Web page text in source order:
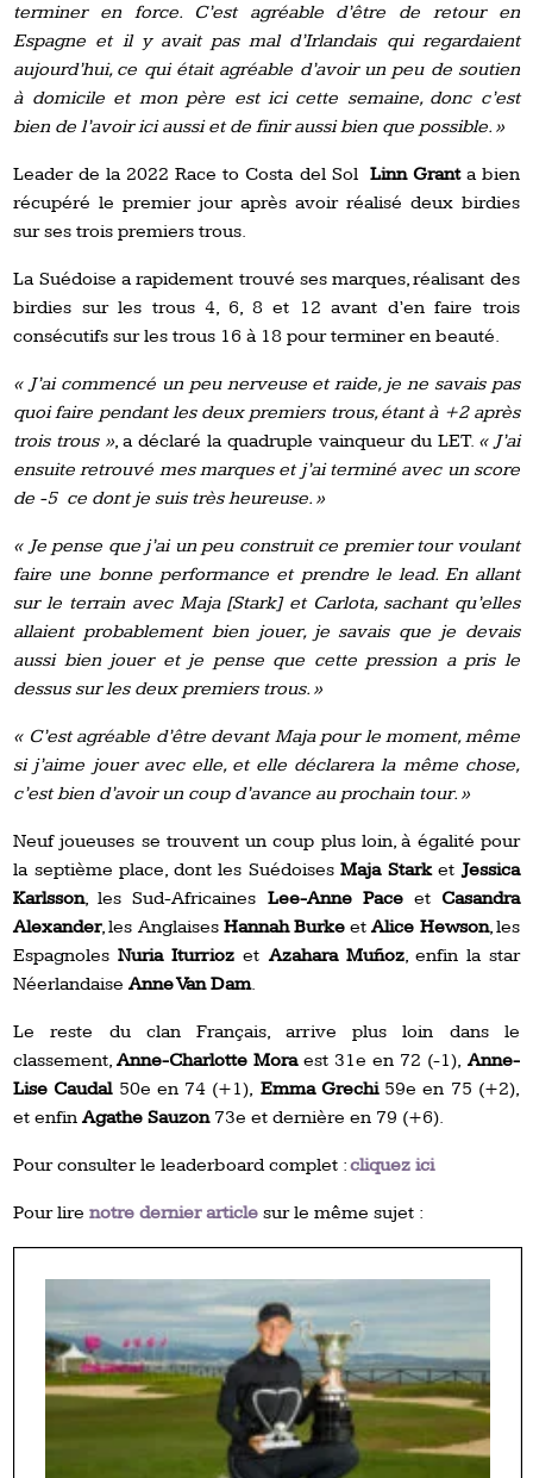
terminer en force. C’est agréable d’être de retour en
Espagne et il y avait pas mal d’Irlandais qui regardaient
aujourd’hui, ce qui était agréable d’avoir un peu de soutien
à domicile et mon père est ici cette semaine, donc c’est
bien de l’avoir ici aussi et de finir aussi bien que possible. »
Leader de la 2022 Race to Costa del Sol Linn Granta bien
récupéré le premier jour après avoir réalisé deux birdies
sur ses trois premiers trous.
La Suédoise a rapidement trouvé ses marques, réalisant des
birdies sur les trous 4, 6, 8 et 12 avant d’en faire trois
consécutifs sur les trous 16 à 18 pour terminer en beauté.
« J’ai commencé un peu nerveuse et raide, je ne savais pas
quoi faire pendant les deux premiers trous, étant à +2 après
trois trous », a déclaré la quadruple vainqueur du LET. « J’ai
ensuite retrouvé mes marques et j’ai terminé avec un score
de -5 ce dont je suis très heureuse. »
« Je pense que j’ai un peu construit ce premier tour voulant
faire une bonne performance et prendre le lead. En allant
sur le terrain avec Maja [Stark] et Carlota, sachant qu’elles
allaient probablement bien jouer, je savais que je devais
aussi bien jouer et je pense que cette pression a pris le
dessus sur les deux premiers trous. »
« C’est agréable d’être devant Maja pour le moment, même
si j’aime jouer avec elle, et elle déclarera la même chose,
c’est bien d’avoir un coup d’avance au prochain tour. »
Neuf joueuses se trouvent un coup plus loin, à égalité pour
la septième place, dont les SuédoisesMaja StarketJessica
Karlsson, les Sud-Africaines Lee-Anne Paceet Casandra
Alexander, les Anglaises Hannah Burke etAlice Hewson, les
EspagnolesNuria Iturrioz etAzahara Muñoz, enfin la star
NéerlandaiseAnne Van Dam.
Le reste du clan Français, arrive plus loin dans le
classement,Anne-Charlotte Moraest 31e en 72 (-1),Anne-
Lise Caudal50e en 74 (+1), Emma Grechi59e en 75 (+2),
et enfinAgathe Sauzon73e et dernière en 79 (+6).
Pour consulter le leaderboard complet :cliquez ici
Pour lirenotre dernier article sur le même sujet :